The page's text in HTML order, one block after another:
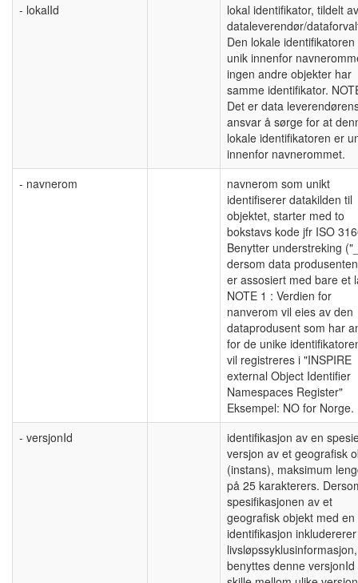
- lokalId
lokal identifikator, tildelt av
dataleverendør/
Den lokale identifikatoren
unik innenfor
ingen andre objekter har
samme identifikator.
Det er data
ansvar å sørge for at
lokale identifikatoren er
innenfor navnerommet.
- navnerom
navnerom som unikt
identifiserer datakilden til
objektet, starter med to
bokstavs kode jfr ISO
Benytter understreking
dersom data
er assosiert med bare et
NOTE 1 : Verdien for
nanverom vil eies av den
dataprodusent som har
for de unike
vil registreres i "INSPIRE
external Object Identifier
Namespaces Register"
Eksempel: NO for Norge.
- versjonId
identifikasjon av en
versjon av et geografisk
(instans), maksimum
på 25 karakterers.
spesifikasjonen av et
geografisk objekt med en
identifikasjon inkludererer
livsløpssyklusinformasjon,
benyttes denne